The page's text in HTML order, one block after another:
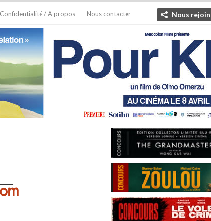
Confidentialité / A propos Nous contacter Nous